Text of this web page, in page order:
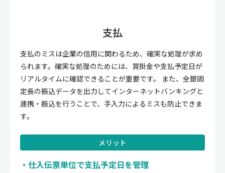
支払
支払のミスは企業の信用に関わるため、確実な処理が求め
られます。確実な処理のためには、買掛金や支払予定日が
リアルタイムに確認できることが重要です。 また、全銀固
定長の振込データを出力してインターネットバンキングと
連携・振込を行うことで、手入力によるミスも防止できま
す。
メリット
仕入伝票単位で支払予定日を管理